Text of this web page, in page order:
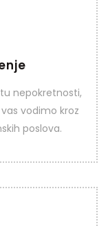
nepokretnosti,
vodimo kroz
poslova.